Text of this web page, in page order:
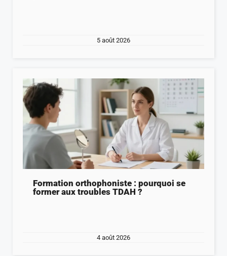
5 août 2026
Formation orthophoniste : pourquoi se
former aux troubles TDAH ?
4 août 2026